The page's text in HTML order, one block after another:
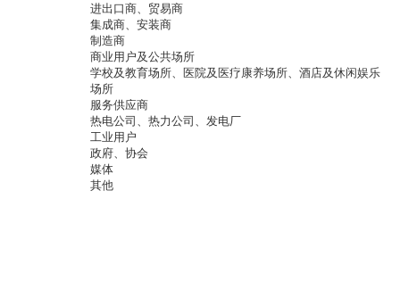
进出口商、贸易商
集成商、安装商
制造商
商业用户及公共场所
学校及教育场所、医院及医疗康养场所、酒店及休闲娱乐
场所
服务供应商
热电公司、热力公司、发电厂
工业用户
政府、协会
媒体
其他